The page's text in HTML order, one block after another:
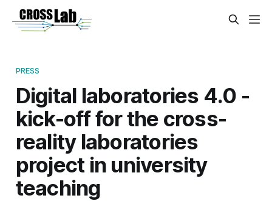
PRESS
Digital laboratories 4.0 -
kick-off for the cross-
reality laboratories
project in university
teaching